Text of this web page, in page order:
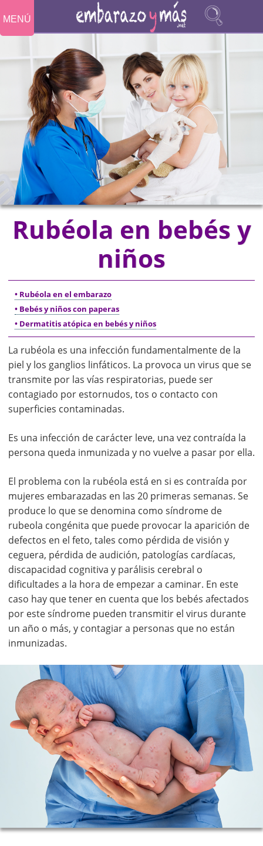
MENÚ
Rubéola en bebés y
niños
• Rubéola en el embarazo
• Bebés y niños con paperas
• Dermatitis atópica en bebés y niños
La rubéola es una infección fundamentalmente de la
piel y los ganglios linfáticos. La provoca un virus que se
transmite por las vías respiratorias, puede ser
contagiado por estornudos, tos o contacto con
superficies contaminadas.
Es una infección de carácter leve, una vez contraída la
persona queda inmunizada y no vuelve a pasar por ella.
El problema con la rubéola está en si es contraída por
mujeres embarazadas en las 20 primeras semanas. Se
produce lo que se denomina como síndrome de
rubeola congénita que puede provocar la aparición de
defectos en el feto, tales como pérdida de visión y
ceguera, pérdida de audición, patologías cardíacas,
discapacidad cognitiva y parálisis cerebral o
dificultades a la hora de empezar a caminar. En este
caso hay que tener en cuenta que los bebés afectados
por este síndrome pueden transmitir el virus durante
un año o más, y contagiar a personas que no están
inmunizadas.